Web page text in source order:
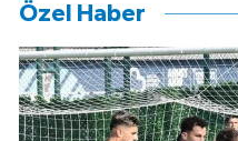
Özel Haber